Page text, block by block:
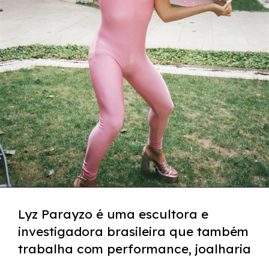
Lyz Parayzo é uma escultora e
investigadora brasileira que também
trabalha com performance, joalharia